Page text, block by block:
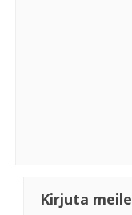
Kirjuta meile